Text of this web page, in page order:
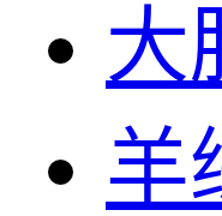
大
羊